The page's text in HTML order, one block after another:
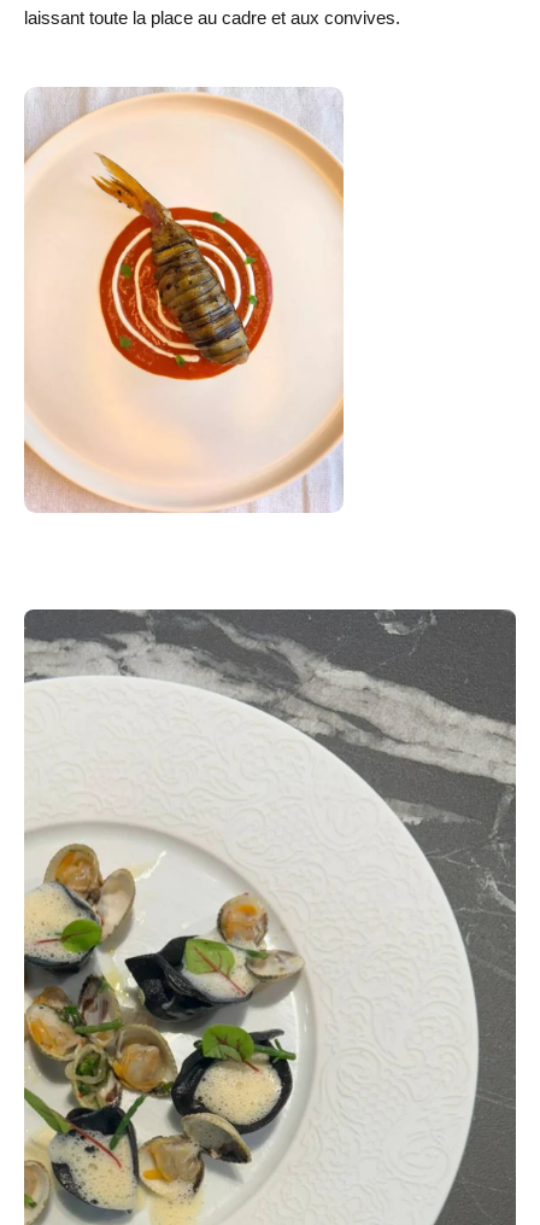
laissant toute la place au cadre et aux convives.